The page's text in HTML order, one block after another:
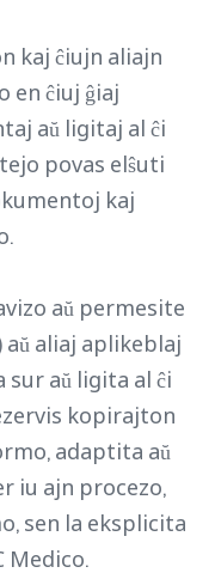
kaj ĉiujn aliajn
ĉiuj ĝiaj
aŭ ligitaj al ĉi
povas elŝuti
kaj
aŭ permesite
aŭ aliaj aplikeblaj
aŭ ligita al ĉi
kopirajton
adaptita aŭ
iu ajn procezo,
sen la eksplicita
Medico.